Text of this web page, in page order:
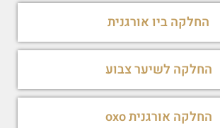
החלקה ביו אורגנית
החלקה לשיער צבוע
החלקה אורגנית oxo